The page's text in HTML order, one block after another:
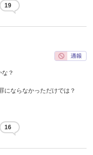
19
？
にならなかっただけでは？
16